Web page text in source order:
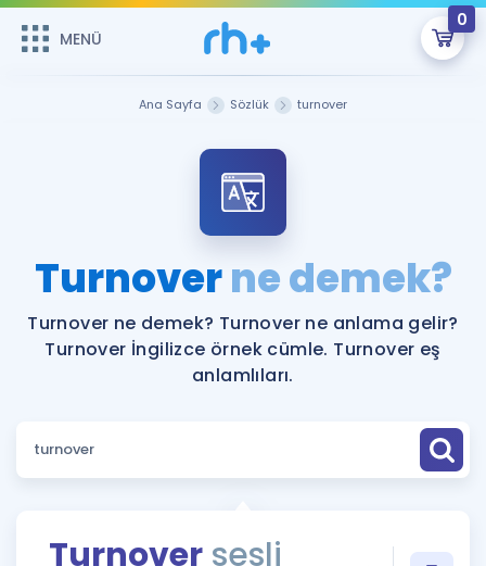
MENÜ
0
ÜYE DEĞİLİM
Sepetin Şu An Boş.
Remzi Hoca ile seni sınava hazırlayacak onlarca eğitim seni
bekliyor!
MENÜ
Faydalı Araçlar
Sözlük
Rehberlik Aracı
Hakkımızda
Ana Sayfa Sözlük turnover
Turnoverne demek?
Turnover ne demek? Turnover ne anlama gelir?
Turnover İngilizce örnek cümle. Turnover eş
anlamlıları.
Turnover sesli